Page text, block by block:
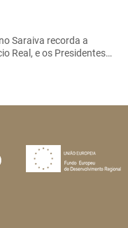
Saraiva recorda a
Real, e os Presidentes…